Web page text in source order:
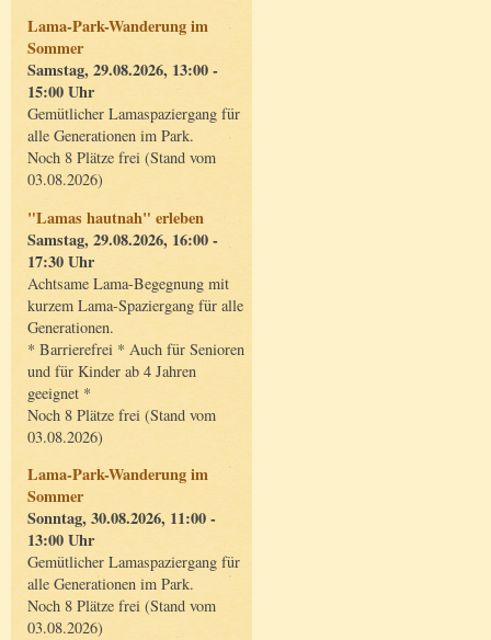
Lama-Park-Wanderung im
Sommer
Samstag, 29.08.2026, 13:00 -
15:00 Uhr
Gemütlicher Lamaspaziergang für
alle Generationen im Park.
Noch 8 Plätze frei (Stand vom
03.08.2026)
"Lamas hautnah" erleben
Samstag, 29.08.2026, 16:00 -
17:30 Uhr
Achtsame Lama-Begegnung mit
kurzem Lama-Spaziergang für alle
Generationen.
* Barrierefrei * Auch für Senioren
und für Kinder ab 4 Jahren
geeignet *
Noch 8 Plätze frei (Stand vom
03.08.2026)
Lama-Park-Wanderung im
Sommer
Sonntag, 30.08.2026, 11:00 -
13:00 Uhr
Gemütlicher Lamaspaziergang für
alle Generationen im Park.
Noch 8 Plätze frei (Stand vom
03.08.2026)